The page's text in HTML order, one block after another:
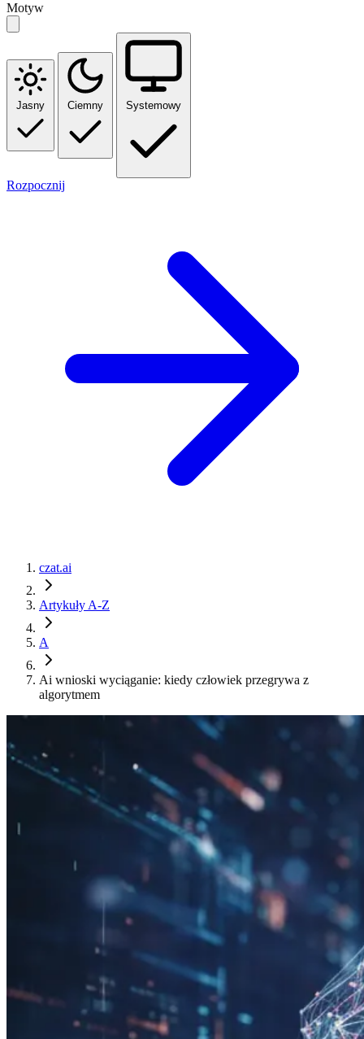
Motyw
Jasny Ciemny Systemowy
Rozpocznij
czat.ai
Artykuły A-Z
A
Ai wnioski wyciąganie: kiedy człowiek przegrywa z
algorytmem